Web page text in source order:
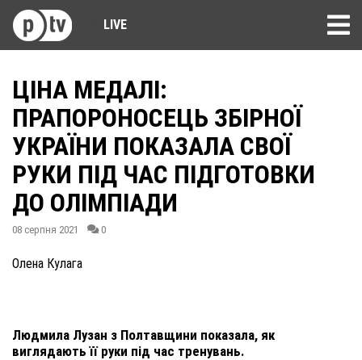
LIVE
ЦІНА МЕДАЛІ:
ПРАПОРОНОСЕЦЬ ЗБІРНОЇ
УКРАЇНИ ПОКАЗАЛА СВОЇ
РУКИ ПІД ЧАС ПІДГОТОВКИ
ДО ОЛІМПІАДИ
08 серпня 2021 0
Олена Кулага
Людмила Лузан з Полтавщини показала, як
виглядають її руки під час тренувань.